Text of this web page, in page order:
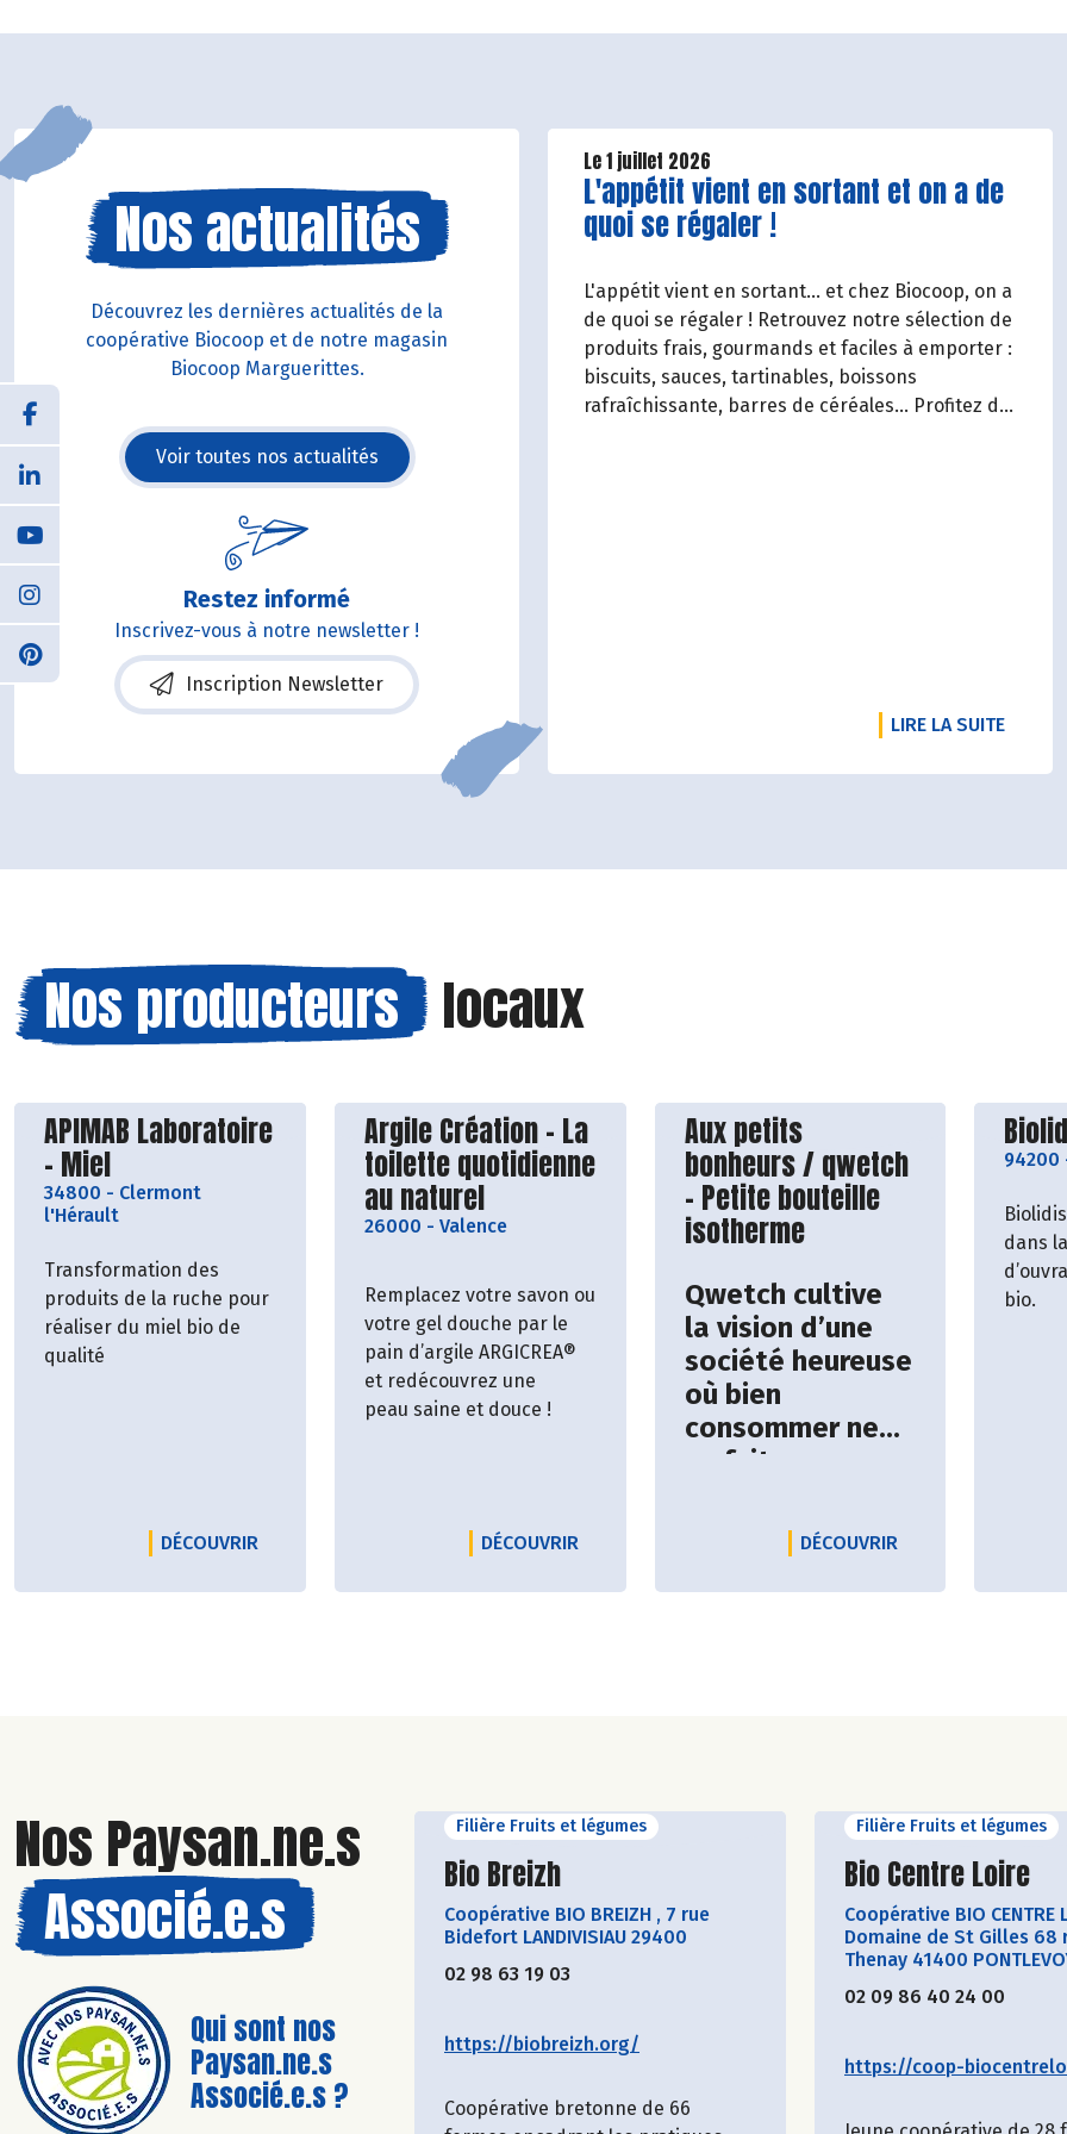
Nos actualités
Découvrez les dernières actualités de la
coopérative Biocoop et de notre magasin
Biocoop Marguerittes.
Voir toutes nos actualités
Restez informé
Inscrivez-vous à notre newsletter !
Inscription Newsletter
Le 1 juillet 2026
Lire la suite de l'article
L'appétit vient en sortant et on a de
quoi se régaler !
L'appétit vient en sortant... et chez Biocoop, on a
de quoi se régaler ! Retrouvez notre sélection de
produits frais, gourmands et faciles à emporter :
biscuits, sauces, tartinables, boissons
rafraîchissante, barres de céréales... Profitez de
LIRE LA SUITEDE
Nos producteurs locaux
Découvrir le producteur
APIMAB Laboratoire
- Miel
34800 - Clermont
l'Hérault
Transformation des
produits de la ruche pour
réaliser du miel bio de
qualité
DÉCOUVRIRLE PRODUCTEUR APIMAB LABORATOIRE - MIEL
Découvrir le producteur
Argile Création - La
toilette quotidienne
au naturel
26000 - Valence
Remplacez votre savon ou
votre gel douche par le
pain d’argile ARGICREA®
et redécouvrez une
peau saine et douce !
DÉCOUVRIRLE PRODUCTEUR ARGILE CRÉATION - LA TOILETTE
Découvrir le producteur
Aux petits
bonheurs / qwetch
- Petite bouteille
isotherme
Qwetch cultive
la vision d’une
société heureuse
où bien
consommer ne
se fait pas au
ressources
naturelles et des
personnes.
DÉCOUVRIR LE PRODUCTEUR
94200
dans
bio.
Nos Paysan.ne.s
Associé.e.s
Qui sont nos
Paysan.ne.s
Associé.e.s ?
Filière Fruits et légumes
Découvrir le producteur
Bio Breizh
Coopérative BIO BREIZH , 7 rue
Bidefort LANDIVISIAU 29400
02 98 63 19 03
https://biobreizh.org/
Coopérative bretonne de 66
Filière Fruits et légumes
Découvrir le
Bio Centre Loire
Coopérative BIO CENTRE
Domaine de St Gilles 68
Thenay 41400
02 09 86 40 24 00
https://coop-